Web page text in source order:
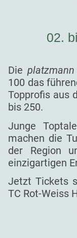
02.
Die
100 das
Topprofis aus
bis 250.
Junge
machen die
der Region
einzigartigen
Jetzt Tickets
TC Rot-Weiss